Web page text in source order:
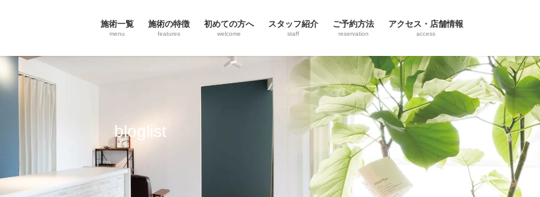
施術一覧
menu
施術の特徴
features
初めての方へ
welcome
スタッフ紹介
staff
ご予約方法
reservation
アクセス・店舗情報
access
bloglist